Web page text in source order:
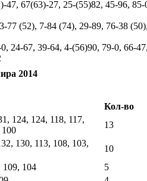
47, 67(63)-27, 25-(55)82, 45-96, 85-
77 (52), 7-84 (74), 29-89, 76-38
24-67, 39-64, 4-(56)90, 79-0, 66-
2014
Кол-во
124, 124, 118, 117,
100
13
130, 113, 108, 103,
10
104
5